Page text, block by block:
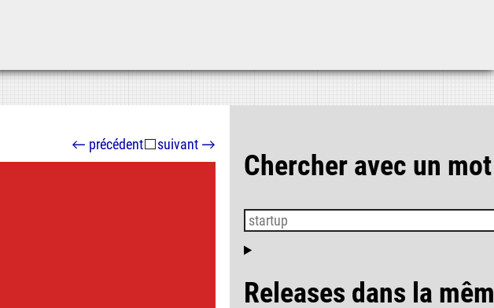
Aller à la recherche
← précédent⬜suivant →
Chercher avec un mot
Releases dans la